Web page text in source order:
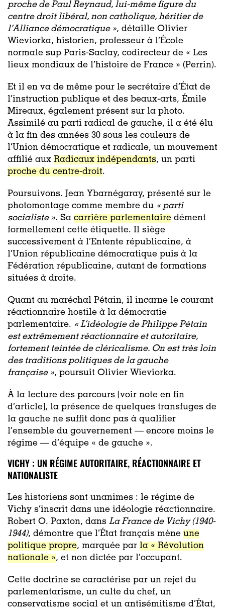
proche de Paul Reynaud, lui-même figure du
centre droit libéral, non catholique, héritier de
l’Alliance démocratique », détaille Olivier
Wieviorka, historien, professeur à l’École
normale sup Paris-Saclay, codirecteur de « Les
lieux mondiaux de l’histoire de France » (Perrin).
Et il en va de même pour le secrétaire d’État de
l’instruction publique et des beaux-arts, Émile
Mireaux, également présent sur la photo.
Assimilé au parti radical de gauche, il a été élu
à la fin des années 30 sous les couleurs de
l’Union démocratique et radicale, un mouvement
affilié aux Radicaux indépendants, un parti
proche du centre-droit.
Poursuivons. Jean Ybarnégaray, présenté sur le
photomontage comme membre du « parti
socialiste ». Sa carrière parlementaire dément
formellement cette étiquette. Il siège
successivement à l’Entente républicaine, à
l’Union républicaine démocratique puis à la
Fédération républicaine, autant de formations
situées à droite.
Quant au maréchal Pétain, il incarne le courant
réactionnaire hostile à la démocratie
parlementaire. « L’idéologie de Philippe Pétain
est extrêmement réactionnaire et autoritaire,
fortement teintée de cléricalisme. On est très loin
des traditions politiques de la gauche
française », poursuit Olivier Wieviorka.
À la lecture des parcours [voir note en fin
d’article], la présence de quelques transfuges de
la gauche ne suffit donc pas à qualifier
l’ensemble du gouvernement — encore moins le
régime — d’équipe « de gauche ».
VICHY : UN RÉGIME AUTORITAIRE, RÉACTIONNAIRE ET
NATIONALISTE
Les historiens sont unanimes : le régime de
Vichy s’inscrit dans une idéologie réactionnaire.
Robert O. Paxton, dans La France de Vichy (1940-
1944), démontre que l’État français mène une
politique propre, marquée par la « Révolution
nationale », et non dictée par l’occupant.
Cette doctrine se caractérise par un rejet du
parlementarisme, un culte du chef, un
conservatisme social et un antisémitisme d’État,